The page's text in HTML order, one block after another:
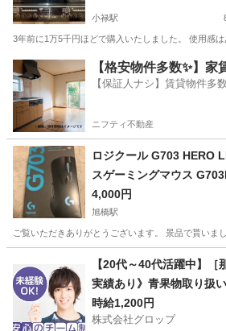
小禄駅
3年前に1万5千円ほどで購入いたしました。 使用感
沖縄 那覇市 小禄駅 キッチン家電
【格安物件多数✨】
【保証人ナシ】賃貸物件多
ニフティ不動産
ロジクール G703 HERO
スゲーミングマウス
4,000円
旭橋駅
ご覧いただきありがとうございます。 景品で貰い
旭橋駅 その他
【20代～40代活躍中】［
実績あり》青果物取り扱
日勤／残業なし／無料駐車
時給1,200円
株式会社グロップ